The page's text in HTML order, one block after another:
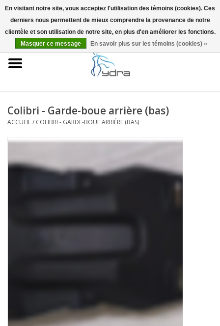
EUR
Accueil
Colibri - Garde-boue arrière (bas)
ACCUEIL/ COLIBRI - GARDE-BOUE ARRIÈRE (BAS)
En visitant notre site, vous acceptez l'utilisation des témoins (cookies). Ces
derniers nous permettent de mieux comprendre la provenance de notre
clientèle et son utilisation de notre site, en plus d'en améliorer les fonctions.
Masquer ce message
En savoir plus sur les témoins (cookies) »